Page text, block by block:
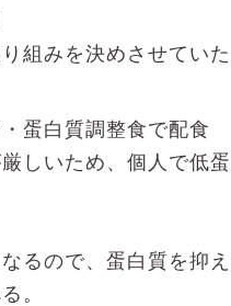
組みを決めさせてい
蛋白質調整食で配食
しいため、個人で低
るので、蛋白質を抑
。